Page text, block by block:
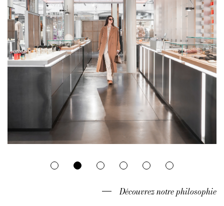
IRINA KHÄ and their partners are
aligned on a same vision and the
definition of what makes you stylish.
Each item featured is selected with
love and conviction.
Découvrez notre philosophie